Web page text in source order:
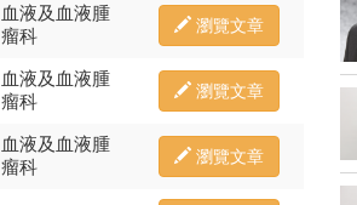
血液及血液腫
瘤科
瀏覽文章
血液及血液腫
瘤科
瀏覽文章
血液及血液腫
瘤科
瀏覽文章